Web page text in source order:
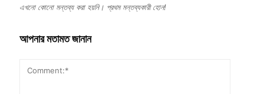
এখনো কোনো মন্তব্য করা হয়নি। প্রথম মন্তব্যকারী হোন!
আপনার মতামত জানান